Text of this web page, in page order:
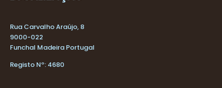
Rua Carvalho Araújo, 8
9000-022
Funchal Madeira Portugal
Registo Nº: 4680